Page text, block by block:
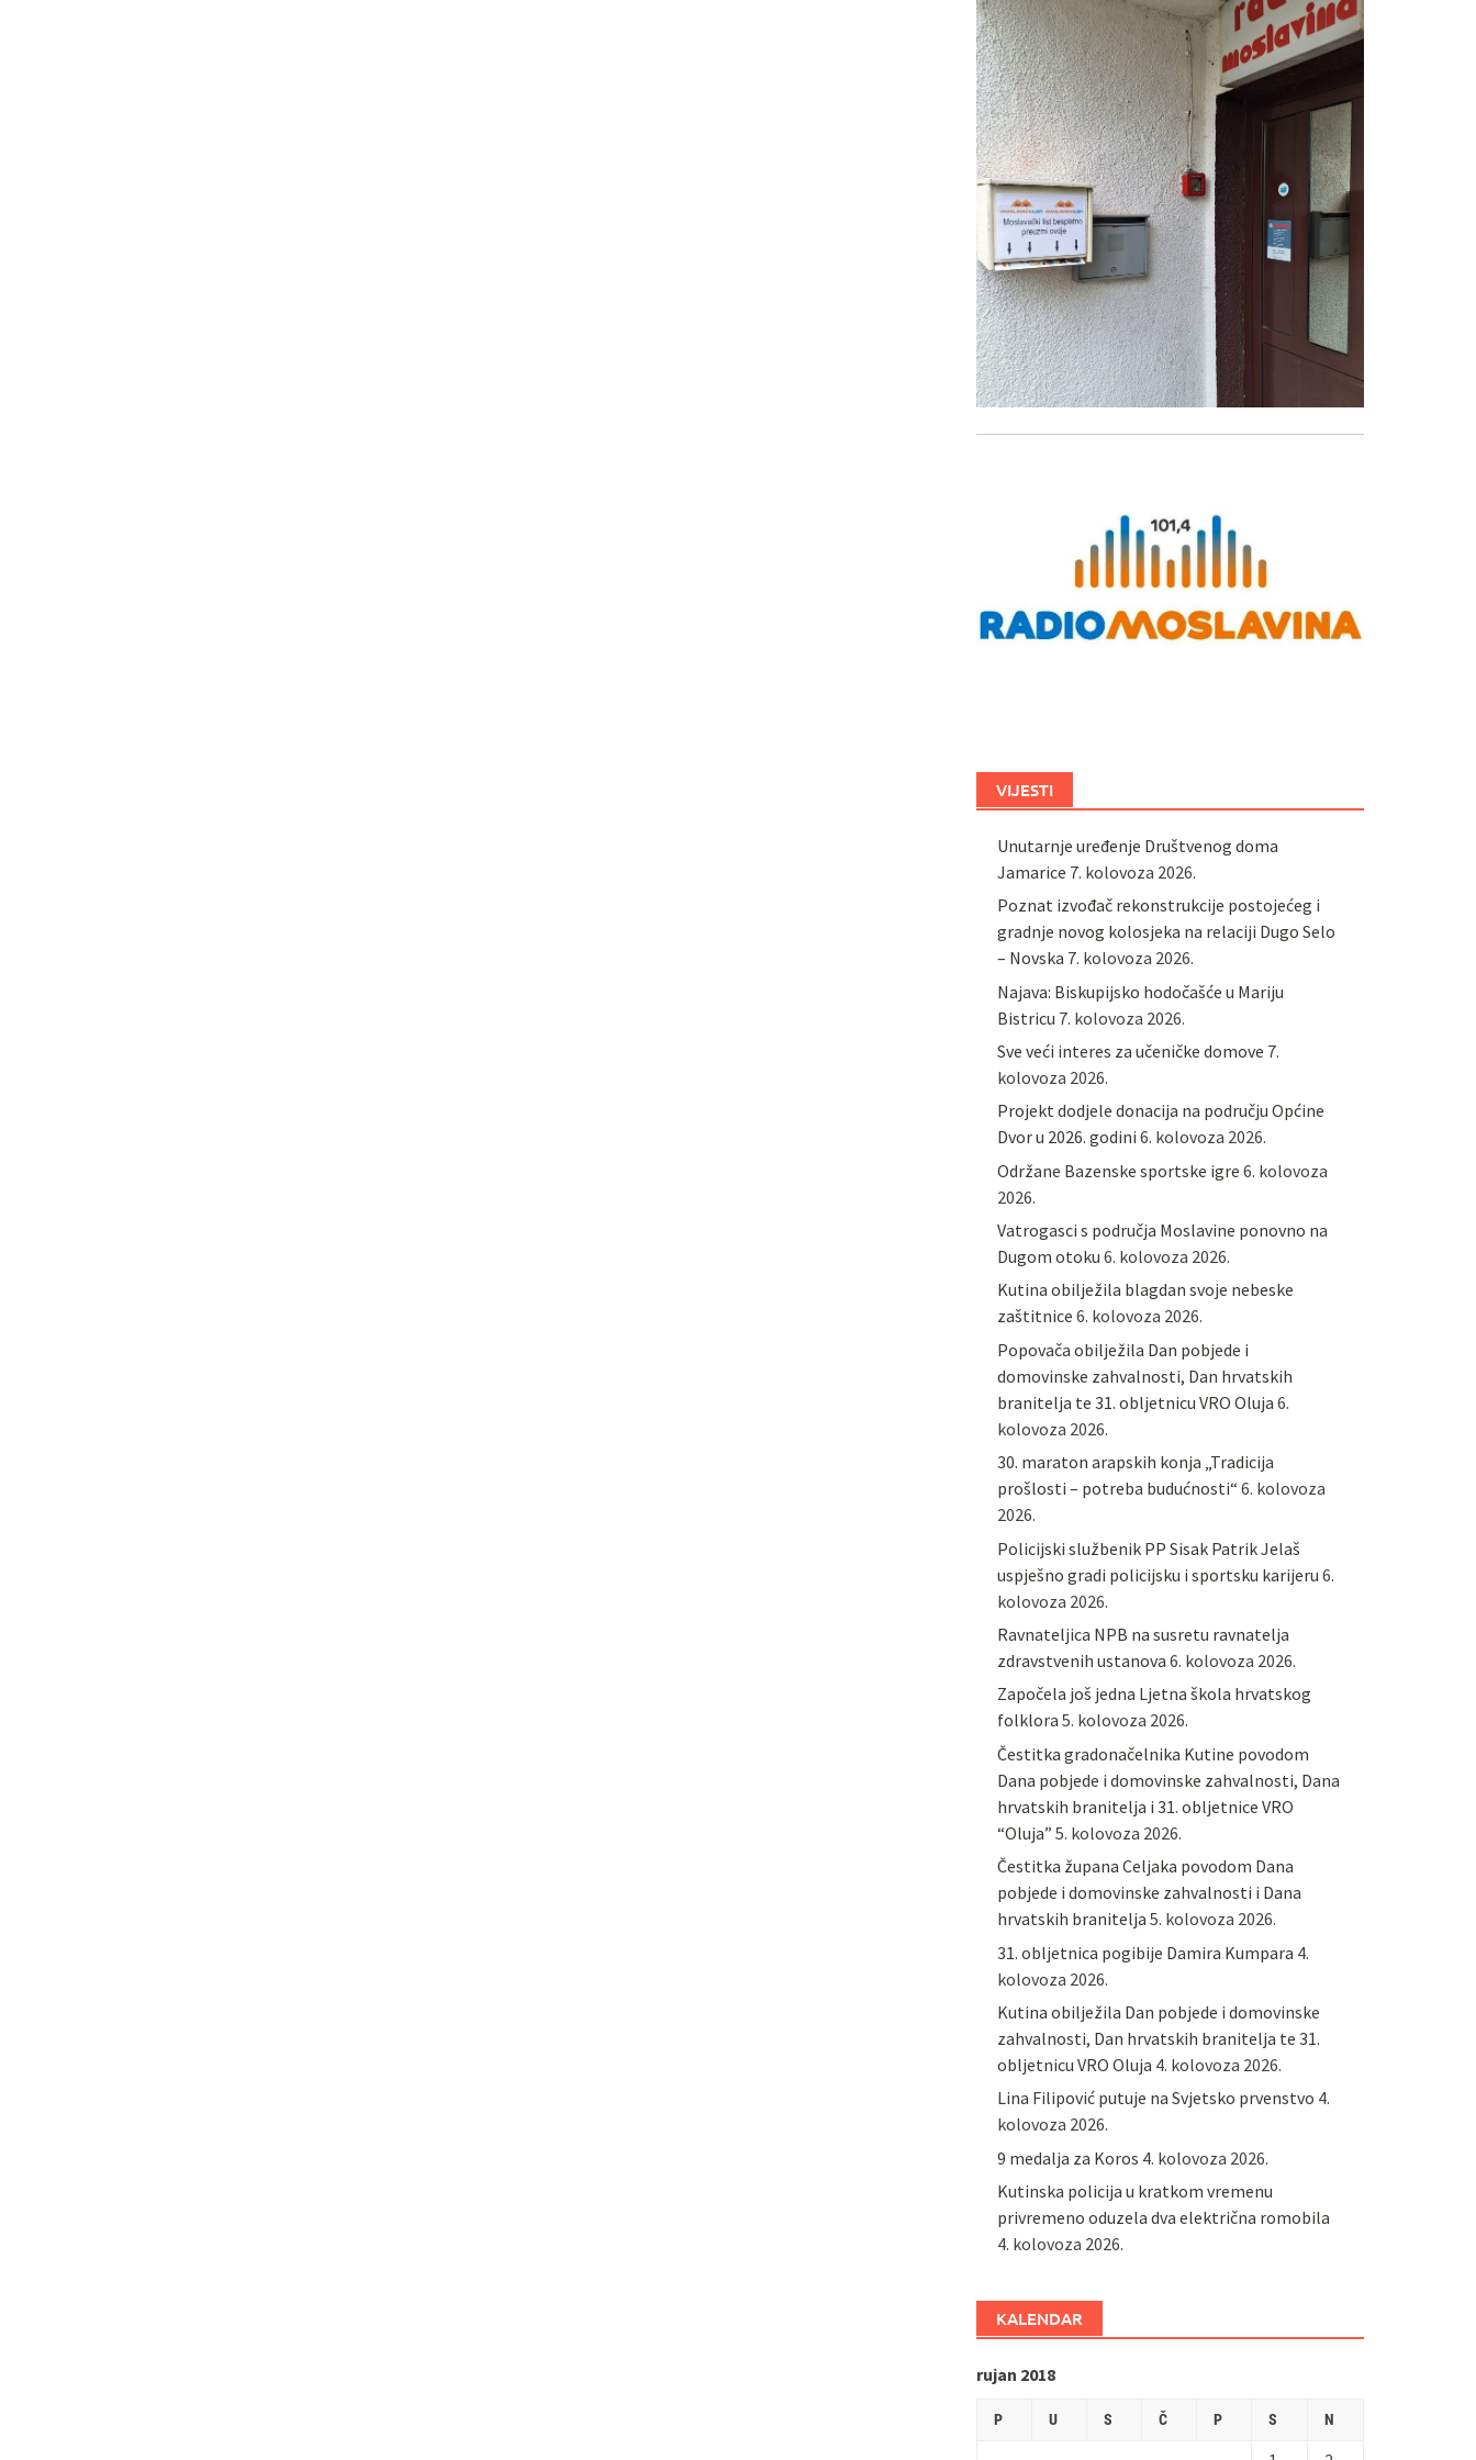
VIJESTI
Unutarnje uređenje Društvenog doma
Jamarice 7. kolovoza 2026.
Poznat izvođač rekonstrukcije postojećeg i
gradnje novog kolosjeka na relaciji Dugo Selo
– Novska 7. kolovoza 2026.
Najava: Biskupijsko hodočašće u Mariju
Bistricu 7. kolovoza 2026.
Sve veći interes za učeničke domove 7.
kolovoza 2026.
Projekt dodjele donacija na području Općine
Dvor u 2026. godini 6. kolovoza 2026.
Održane Bazenske sportske igre 6. kolovoza
2026.
Vatrogasci s područja Moslavine ponovno na
Dugom otoku 6. kolovoza 2026.
Kutina obilježila blagdan svoje nebeske
zaštitnice 6. kolovoza 2026.
Popovača obilježila Dan pobjede i
domovinske zahvalnosti, Dan hrvatskih
branitelja te 31. obljetnicu VRO Oluja 6.
kolovoza 2026.
30. maraton arapskih konja „Tradicija
prošlosti – potreba budućnosti“ 6. kolovoza
2026.
Policijski službenik PP Sisak Patrik Jelaš
uspješno gradi policijsku i sportsku karijeru 6.
kolovoza 2026.
Ravnateljica NPB na susretu ravnatelja
zdravstvenih ustanova 6. kolovoza 2026.
Započela još jedna Ljetna škola hrvatskog
folklora 5. kolovoza 2026.
Čestitka gradonačelnika Kutine povodom
Dana pobjede i domovinske zahvalnosti, Dana
hrvatskih branitelja i 31. obljetnice VRO
“Oluja” 5. kolovoza 2026.
Čestitka župana Celjaka povodom Dana
pobjede i domovinske zahvalnosti i Dana
hrvatskih branitelja 5. kolovoza 2026.
31. obljetnica pogibije Damira Kumpara 4.
kolovoza 2026.
Kutina obilježila Dan pobjede i domovinske
zahvalnosti, Dan hrvatskih branitelja te 31.
obljetnicu VRO Oluja 4. kolovoza 2026.
Lina Filipović putuje na Svjetsko prvenstvo 4.
kolovoza 2026.
9 medalja za Koros 4. kolovoza 2026.
Kutinska policija u kratkom vremenu
privremeno oduzela dva električna romobila
4. kolovoza 2026.
KALENDAR
rujan 2018
P U S Č P S N